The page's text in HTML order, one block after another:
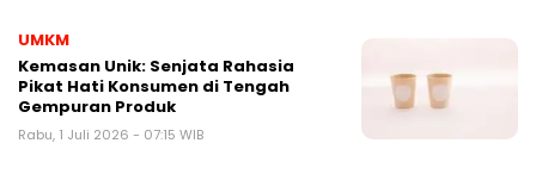
UMKM
Kemasan Unik: Senjata Rahasia
Pikat Hati Konsumen di Tengah
Gempuran Produk
Rabu, 1 Juli 2026 - 07:15 WIB